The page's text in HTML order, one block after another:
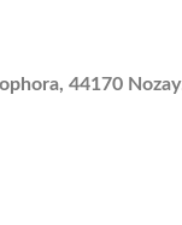
44170 Nozay